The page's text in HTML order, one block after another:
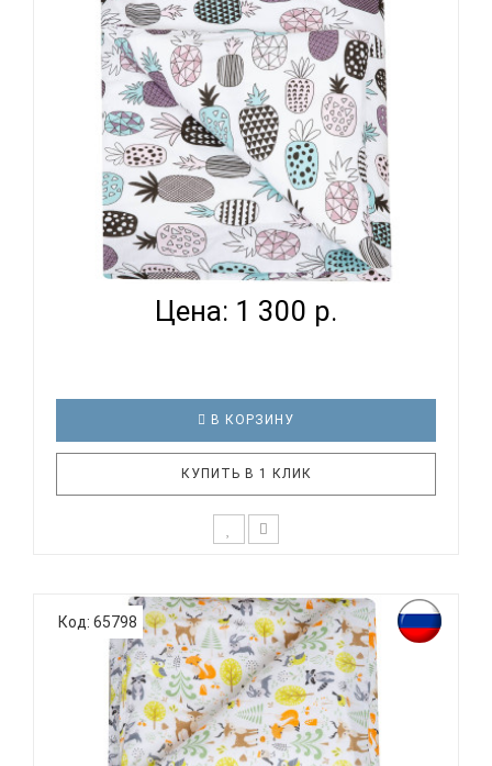
ВОМБАТИК CLASSIC COLLECTION АНАНАСИКИ -
ПОДОДЕЯЛЬН...
Цена: 1 300 р.
В КОРЗИНУ
КУПИТЬ В 1 КЛИК
родитель подходит очень основательно. Ведь
ребенок большую часть времени проводит в
кровати. И натуральность тканей, нежный и
веселый рисунок, высокая устойчивость к частым
стиркам – очень важные параметр..
Код: 65798